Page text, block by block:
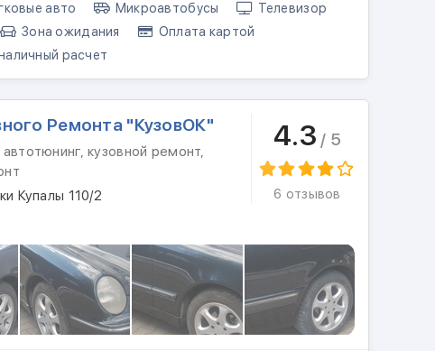
авто Микроавтобусы
Телевизор
Зона ожидания
Оплата картой
расчет
Ремонта "КузовОК"
кузовной ремонт,
Купалы 110/2
4.3 / 5
6 отзывов